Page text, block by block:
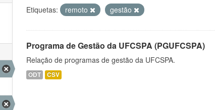
Etiquetas: remoto gestão
Programa de Gestão da UFCSPA (PGUFCSPA)
Relação de programas de gestão da UFCSPA.
ODT CSV